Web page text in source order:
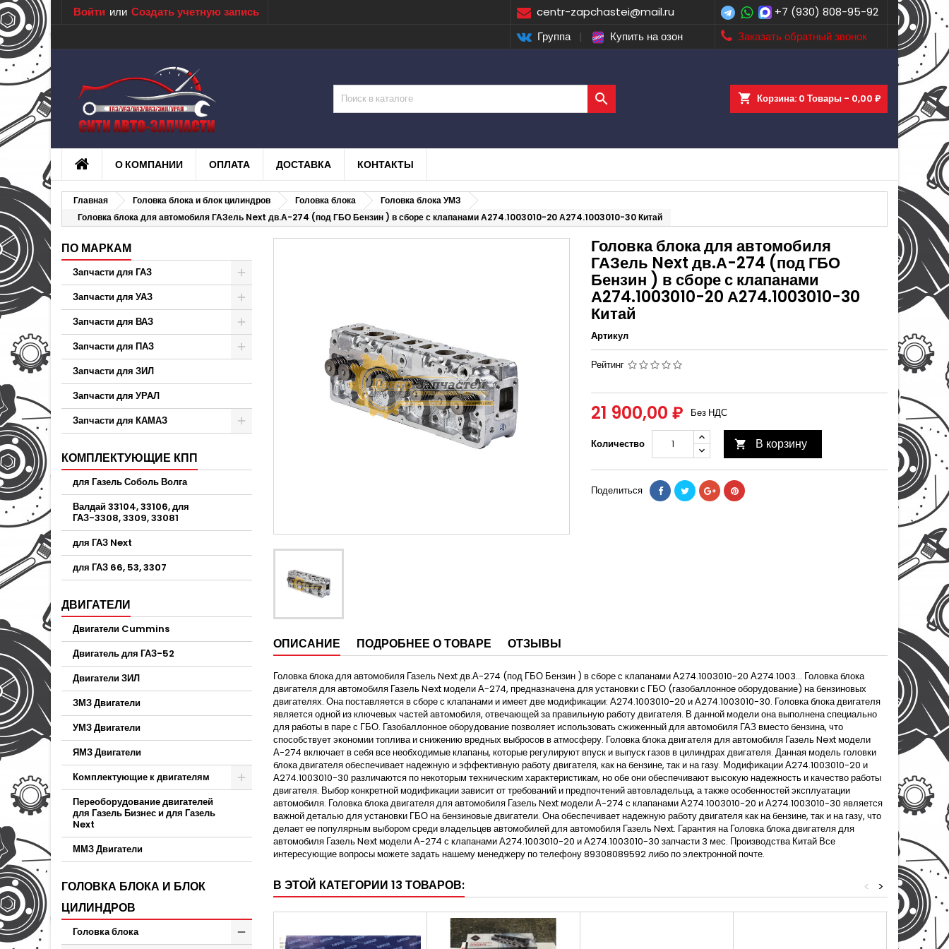
centr-zapchastei@mail.ru +7 (930) 808-95-92
Войти или Создать учетную запись
Заказать обратный звонок
Группа | Купить на озон
shopping_cart Корзина: 0 Товары - 0,00 ₽

О КОМПАНИИ ОПЛАТА ДОСТАВКА КОНТАКТЫ
Главная Головка блока и блок цилиндров Головка блока
Головка блока УМЗ
Головка блока для автомобиля ГАЗель Next дв.А-274 (под ГБО Бензин ) в сборе с клапанами А274.1003010-20 А274.1003010-30 Китай
ПО МАРКАМ
Запчасти для ГАЗ
Запчасти для УАЗ
Запчасти для ВАЗ
Запчасти для ПАЗ
Запчасти для ЗИЛ
Запчасти для УРАЛ
Запчасти для КАМАЗ
КОМПЛЕКТУЮЩИЕ КПП
для Газель Соболь Волга
Валдай 33104, 33106, для
ГАЗ-3308, 3309, 33081
для ГАЗ Next
для ГАЗ 66, 53, 3307
ДВИГАТЕЛИ
Двигатели Cummins
Двигатель для ГАЗ-52
Двигатели ЗИЛ
ЗМЗ Двигатели
УМЗ Двигатели
ЯМЗ Двигатели
Комплектующие к двигателям
Переоборудование двигателей
для Газель Бизнес и для Газель
Next
ММЗ Двигатели
ГОЛОВКА БЛОКА И БЛОК
ЦИЛИНДРОВ
Головка блока
Головка блока для автомобиля
ГАЗель Next дв.А-274 (под ГБО
Бензин ) в сборе с клапанами
А274.1003010-20 А274.1003010-30
Китай
Артикул
Рейтинг
21 900,00 ₽ Без НДС
Количество  В корзину
Поделиться
ОПИСАНИЕ ПОДРОБНЕЕ О ТОВАРЕ ОТЗЫВЫ
Головка блока для автомобиля Газель Next дв.А-274 (под ГБО Бензин ) в сборе с клапанами А274.1003010-20 А274.1003... Головка блока
двигателя для автомобиля Газель Next модели А-274, предназначена для установки с ГБО (газобаллонное оборудование) на бензиновых
двигателях. Она поставляется в сборе с клапанами и имеет две модификации: А274.1003010-20 и А274.1003010-30. Головка блока двигателя
является одной из ключевых частей автомобиля, отвечающей за правильную работу двигателя. В данной модели она выполнена специально
для работы в паре с ГБО. Газобаллонное оборудование позволяет использовать сжиженный для автомобиля ГАЗ вместо бензина, что
способствует экономии топлива и снижению вредных выбросов в атмосферу. Головка блока двигателя для автомобиля Газель Next модели
А-274 включает в себя все необходимые клапаны, которые регулируют впуск и выпуск газов в цилиндрах двигателя. Данная модель головки
блока двигателя обеспечивает надежную и эффективную работу двигателя, как на бензине, так и на газу. Модификации А274.1003010-20 и
А274.1003010-30 различаются по некоторым техническим характеристикам, но обе они обеспечивают высокую надежность и качество работы
двигателя. Выбор конкретной модификации зависит от требований и предпочтений автовладельца, а также особенностей эксплуатации
автомобиля. Головка блока двигателя для автомобиля Газель Next модели А-274 с клапанами А274.1003010-20 и А274.1003010-30 является
важной деталью для установки ГБО на бензиновые двигатели. Она обеспечивает надежную работу двигателя как на бензине, так и на газу, что
делает ее популярным выбором среди владельцев автомобилей для автомобиля Газель Next. Гарантия на Головка блока двигателя для
автомобиля Газель Next модели А-274 с клапанами А274.1003010-20 и А274.1003010-30 запчасти 3 мес. Производства Китай Все
интересующие вопросы можете задать нашему менеджеру по телефону 89308089592 либо по электронной почте.
В ЭТОЙ КАТЕГОРИИ 13 ТОВАРОВ: >
<